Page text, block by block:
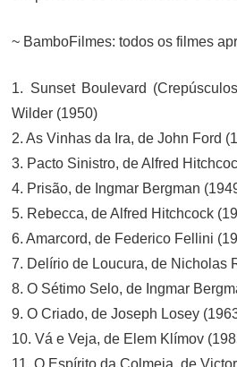
~ BamboFilmes: todos os filmes
1. Sunset Boulevard
Wilder (1950)
2. As Vinhas da Ira, de John Ford
3. Pacto Sinistro, de Alfred
4. Prisão, de Ingmar Bergman
5. Rebecca, de Alfred Hitchcock
6. Amarcord, de Federico Fellini
7. Delírio de Loucura, de Nicholas
8. O Sétimo Selo, de Ingmar
9. O Criado, de Joseph Losey
10. Vá e Veja, de Elem Klímov
11. O Espírito da Colmeia, de